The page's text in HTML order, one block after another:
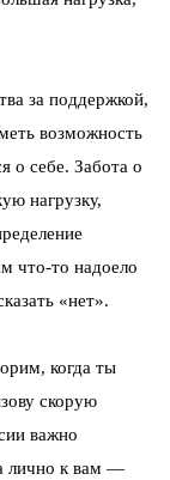
за поддержкой,
возможность
о себе. Забота о
нагрузку,
что-то надоело
«нет».
когда ты
скорую
важно
лично к вам —